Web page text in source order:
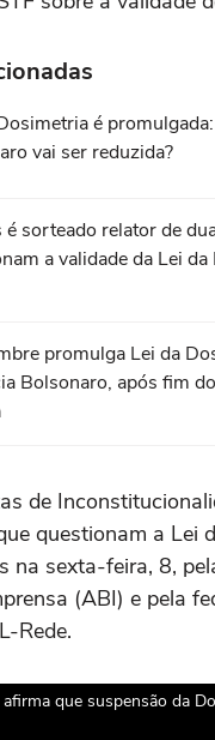
é
vai ser reduzida?
é sorteado relator de
a validade da Lei
promulga Lei da
Bolsonaro, após fim
de
questionam a Lei
na sexta-feira, 8,
(ABI) e pela
Rede.
que suspensão da